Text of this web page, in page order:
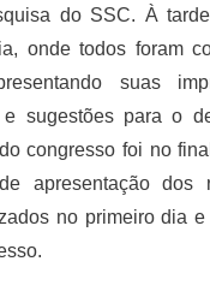
do SSC. À
onde todos foram
suas
e sugestões para o
congresso foi no
apresentação dos
no primeiro dia